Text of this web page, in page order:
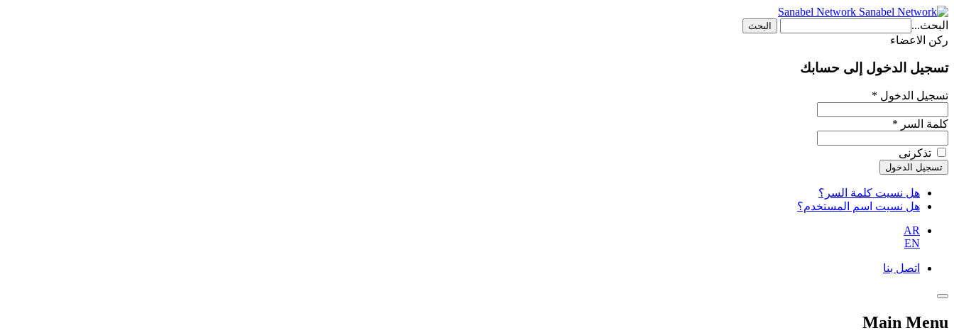
Sanabel Network
البحث...
البحث
ركن الاعضاء
تسجيل الدخول إلى حسابك
تسجيل الدخول *
كلمة السر *
تذكرنى
هل نسيت كلمة السر؟
هل نسيت اسم المستخدم؟
AR
EN
اتصل بنا
Main Menu